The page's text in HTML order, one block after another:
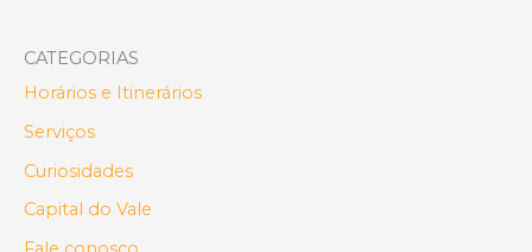
CATEGORIAS
Horários e Itinerários
Serviços
Curiosidades
Capital do Vale